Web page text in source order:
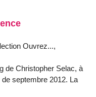
Ouvrez...,
de Christopher Selac, à
septembre 2012. La